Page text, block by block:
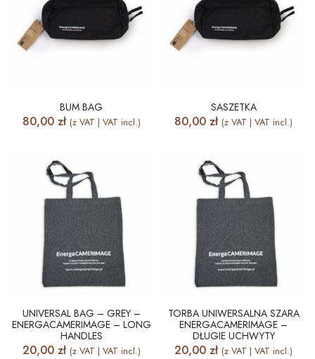
BUM BAG
80,00 zł (z VAT | VAT incl.)
SASZETKA
80,00zł (z VAT | VAT incl.)
UNIVERSAL BAG – GREY –
ENERGACAMERIMAGE – LONG
HANDLES
20,00 zł (z VAT | VAT incl.)
TORBA UNIWERSALNA SZARA
ENERGACAMERIMAGE –
DŁUGIE UCHWYTY
20,00zł (z VAT | VAT incl.)